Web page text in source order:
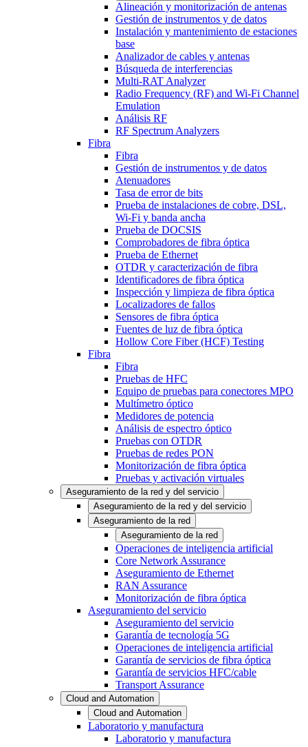
Alineación y monitorización de antenas
Gestión de instrumentos y de datos
Instalación y mantenimiento de estaciones
base
Analizador de cables y antenas
Búsqueda de interferencias
Multi-RAT Analyzer
Radio Frequency (RF) and Wi-Fi Channel
Emulation
Análisis RF
RF Spectrum Analyzers
Fibra
Fibra
Gestión de instrumentos y de datos
Atenuadores
Tasa de error de bits
Prueba de instalaciones de cobre, DSL,
Wi-Fi y banda ancha
Prueba de DOCSIS
Comprobadores de fibra óptica
Prueba de Ethernet
OTDR y caracterización de fibra
Identificadores de fibra óptica
Inspección y limpieza de fibra óptica
Localizadores de fallos
Sensores de fibra óptica
Fuentes de luz de fibra óptica
Hollow Core Fiber (HCF) Testing
Fibra
Fibra
Pruebas de HFC
Equipo de pruebas para conectores MPO
Multímetro óptico
Medidores de potencia
Análisis de espectro óptico
Pruebas con OTDR
Pruebas de redes PON
Monitorización de fibra óptica
Pruebas y activación virtuales
Aseguramiento de la red y del servicio
Aseguramiento de la red y del servicio
Aseguramiento de la red
Aseguramiento de la red
Operaciones de inteligencia artificial
Core Network Assurance
Aseguramiento de Ethernet
RAN Assurance
Monitorización de fibra óptica
Aseguramiento del servicio
Aseguramiento del servicio
Garantía de tecnología 5G
Operaciones de inteligencia artificial
Garantía de servicios de fibra óptica
Garantía de servicios HFC/cable
Transport Assurance
Cloud and Automation
Cloud and Automation
Laboratorio y manufactura
Laboratorio y manufactura